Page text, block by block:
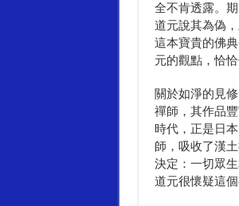
全不肯透露。
道元說其為偽
這本寶貴的佛
元的觀點，恰
關於如淨的見
禪師，其作品
時代，正是日
師，吸收了漢
決定：一切眾
道元很懷疑這